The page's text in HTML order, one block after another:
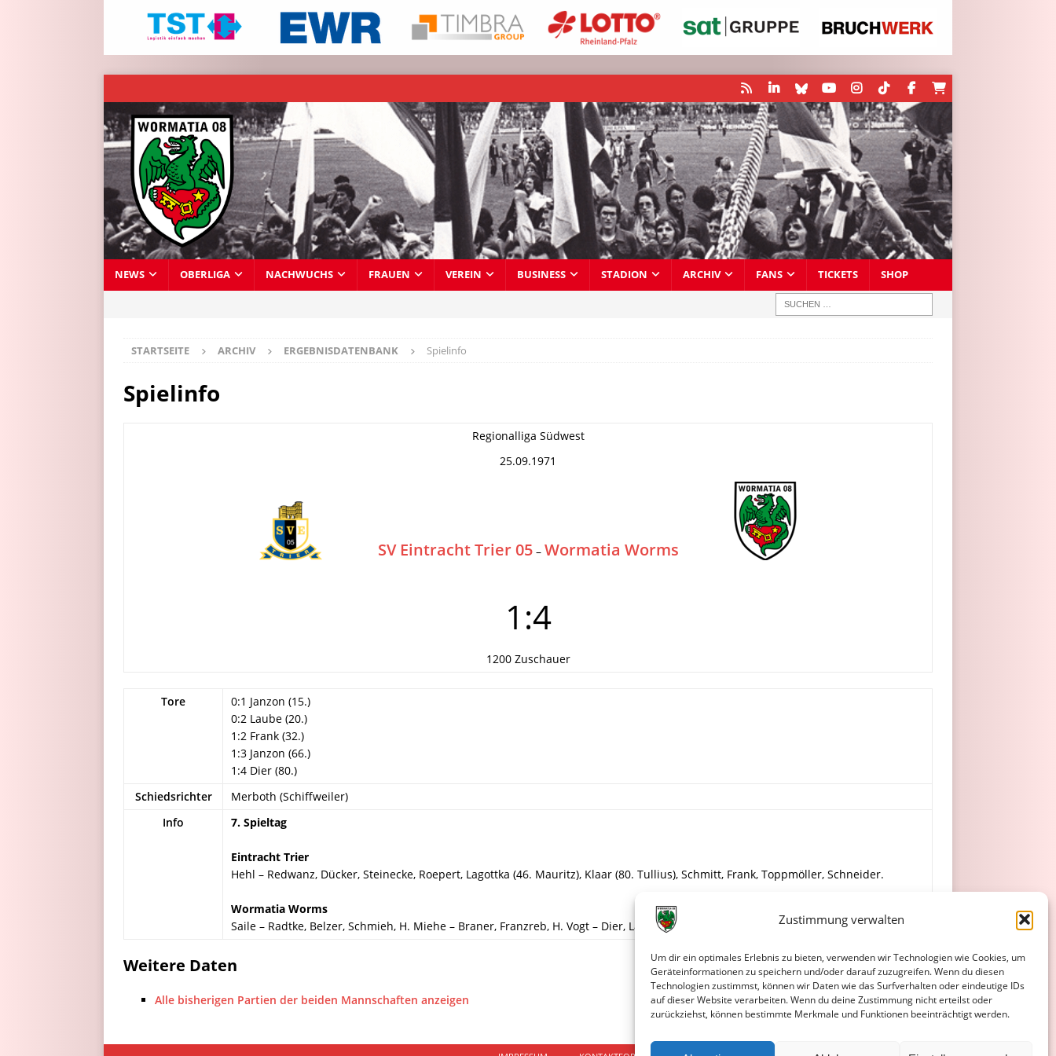
Zustimmung verwalten
Um dir ein optimales Erlebnis zu bieten, verwenden wir Technologien wie Cookies, um
Geräteinformationen zu speichern und/oder darauf zuzugreifen. Wenn du diesen
Technologien zustimmst, können wir Daten wie das Surfverhalten oder eindeutige IDs
auf dieser Website verarbeiten. Wenn du deine Zustimmung nicht erteilst oder
zurückziehst, können bestimmte Merkmale und Funktionen beeinträchtigt werden.
NEWS OBERLIGA NACHWUCHS FRAUEN VEREIN BUSINESS STADION ARCHIV FANS TICKETS SHOP
STARTSEITE ARCHIV ERGEBNISDATENBANK Spielinfo
Spielinfo
Regionalliga Südwest
25.09.1971
SV Eintracht Trier 05 – Wormatia Worms
1:4
1200 Zuschauer
Tore
0:1 Janzon (15.)
0:2 Laube (20.)
1:2 Frank (32.)
1:3 Janzon (66.)
1:4 Dier (80.)
Schiedsrichter
Merboth (Schiffweiler)
Info
7. Spieltag
Eintracht Trier
Hehl – Redwanz, Dücker, Steinecke, Roepert, Lagottka (46. Mauritz), Klaar (80. Tullius), Schmitt, Frank, Toppmöller, Schneider.
Wormatia Worms
Saile – Radtke, Belzer, Schmieh, H. Miehe – Braner, Franzreb, H. Vogt – Dier, Laube, Janzon.
Weitere Daten
Alle bisherigen Partien der beiden Mannschaften anzeigen